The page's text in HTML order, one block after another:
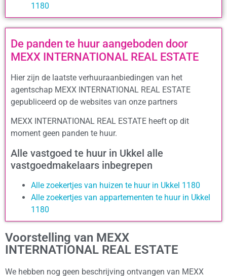
1180
De panden te huur aangeboden door
MEXX INTERNATIONAL REAL ESTATE
Hier zijn de laatste verhuuraanbiedingen van het
agentschap MEXX INTERNATIONAL REAL ESTATE
gepubliceerd op de websites van onze partners
MEXX INTERNATIONAL REAL ESTATE heeft op dit
moment geen panden te huur.
Alle vastgoed te huur in Ukkel alle
vastgoedmakelaars inbegrepen
Alle zoekertjes van huizen te huur in Ukkel 1180
Alle zoekertjes van appartementen te huur in Ukkel
1180
Voorstelling van MEXX
INTERNATIONAL REAL ESTATE
We hebben nog geen beschrijving ontvangen van MEXX